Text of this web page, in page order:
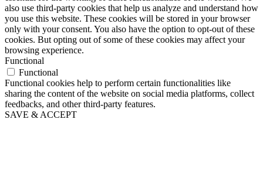
also use third-party cookies that help us analyze and understand how
you use this website. These cookies will be stored in your browser
only with your consent. You also have the option to opt-out of these
cookies. But opting out of some of these cookies may affect your
browsing experience.
Functional
Functional
Functional cookies help to perform certain functionalities like
sharing the content of the website on social media platforms, collect
feedbacks, and other third-party features.
SAVE & ACCEPT